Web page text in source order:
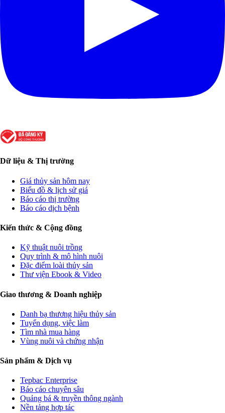
Dữ liệu & Thị trường
Giá thủy sản hôm nay
Biểu đồ & lịch sử giá
Báo cáo thị trường
Báo cáo dịch bệnh
Kiến thức & Cộng đồng
Kỹ thuật nuôi trồng
Quy trình & mô hình nuôi
Đặc điểm loài thủy sản
Thư viện Ebook & Video
Giao thương & Doanh nghiệp
Danh bạ thương hiệu thủy sản
Tuyển dụng, việc làm
Tìm nhà mua hàng
Vùng nuôi và chứng nhận
Sản phẩm & Dịch vụ
Tepbac Enterprise
Báo cáo chuyên sâu
Quảng bá & truyền thông ngành
Nền tảng hợp tác